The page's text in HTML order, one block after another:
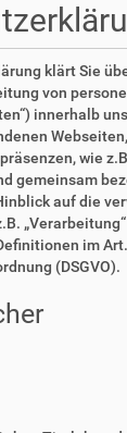
klärt Sie
von
innerhalb
wie
gemeinsam
auf die
im
(DSGVO).